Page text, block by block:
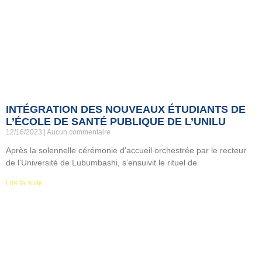
INTÉGRATION DES NOUVEAUX ÉTUDIANTS DE
L’ÉCOLE DE SANTÉ PUBLIQUE DE L’UNILU
12/16/2023 Aucun commentaire
Après la solennelle cérémonie d’accueil orchestrée par le recteur
de l’Université de Lubumbashi, s’ensuivit le rituel de
Lire la suite